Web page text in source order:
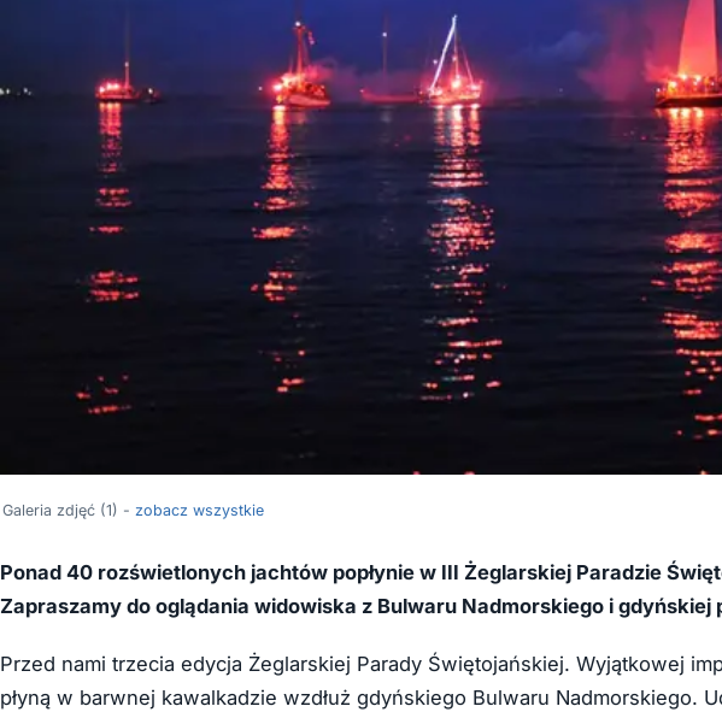
Galeria zdjęć (1) - zobacz wszystkie
Ponad 40 rozświetlonych jachtów popłynie w III Żeglarskiej Paradzie
Zapraszamy do oglądania widowiska z Bulwaru Nadmorskiego i gdyńskiej
Przed nami trzecia edycja Żeglarskiej Parady Świętojańskiej. Wyjątkowej
płyną w barwnej kawalkadzie wzdłuż gdyńskiego Bulwaru Nadmorskiego.